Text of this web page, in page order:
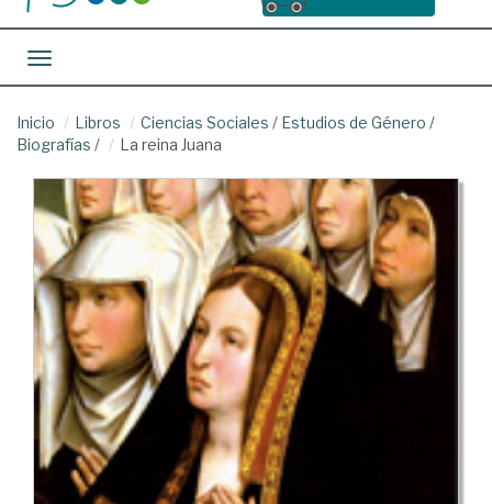
Toggle navigation
Inicio Libros Ciencias Sociales / Estudios de Género /
Biografías / La reina Juana